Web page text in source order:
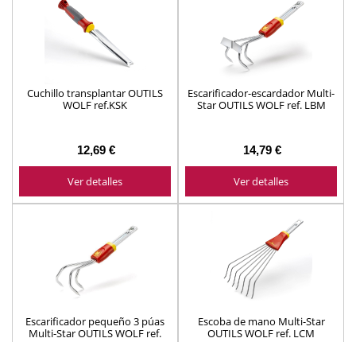
Cuchillo transplantar OUTILS
WOLF ref.KSK
12,69 €
Ver detalles
Escarificador-escardador Multi-
Star OUTILS WOLF ref. LBM
14,79 €
Ver detalles
Escarificador pequeño 3 púas
Multi-Star OUTILS WOLF ref.
Escoba de mano Multi-Star
OUTILS WOLF ref. LCM